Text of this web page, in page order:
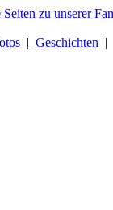
| Geschichten |